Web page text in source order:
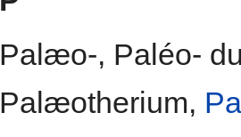
Palæo-, Paléo-
Palæotherium,